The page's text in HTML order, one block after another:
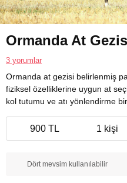
Ormanda At
3 yorumlar
Ormanda at gezisi belirlenmiş
fiziksel özelliklerine uygun at
kol tutumu ve atı yönlendirme
900 TL 1 kişi
Dört mevsim kullanılabilir